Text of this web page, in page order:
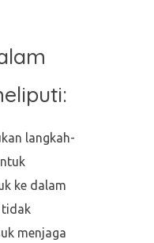
langkah-
ke dalam
tidak
menjaga